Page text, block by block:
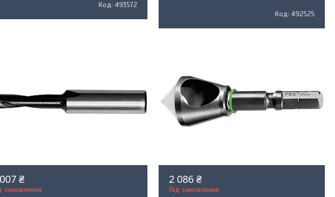
493572
492525
₴
замовлення
2 086 ₴
Під замовлення